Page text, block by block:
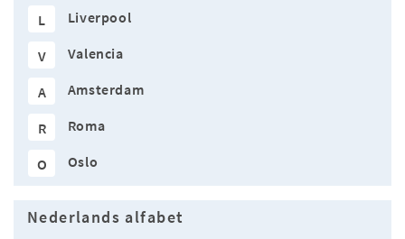
L Liverpool
V Valencia
A Amsterdam
R Roma
O Oslo
Nederlands alfabet